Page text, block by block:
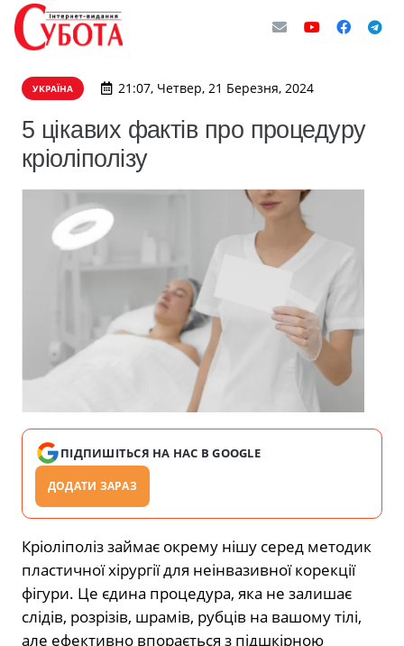
УКРАЇНА 21:07, Четвер, 21 Березня, 2024
5 цікавих фактів про процедуру
кріоліполізу
ПІДПИШІТЬСЯ НА НАС В GOOGLE
ДОДАТИ ЗАРАЗ
Кріоліполіз займає окрему нішу серед методик
пластичної хірургії для неінвазивної корекції
фігури. Це єдина процедура, яка не залишає
слідів, розрізів, шрамів, рубців на вашому тілі,
але ефективно впорається з підшкірною